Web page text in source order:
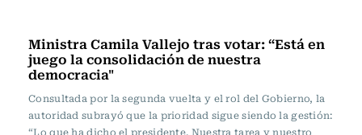
Ministra Camila Vallejo tras votar: “Está en
juego la consolidación de nuestra
democracia"
Consultada por la segunda vuelta y el rol del Gobierno, la
autoridad subrayó que la prioridad sigue siendo la gestión:
“Lo que ha dicho el presidente. Nuestra tarea y nuestro